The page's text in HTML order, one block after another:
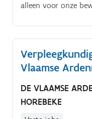
alleen voor onze
Best Workplace®.
Vlaamse
DE VLAAMSE
HOREBEKE